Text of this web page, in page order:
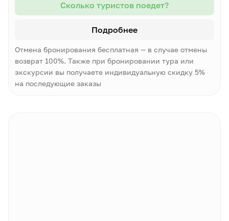
Сколько туристов поедет?
Подробнее
Отмена бронирования бесплатная — в случае отмены
возврат 100%. Также при бронировании тура или
экскурсии вы получаете индивидуальную скидку 5%
на последующие заказы